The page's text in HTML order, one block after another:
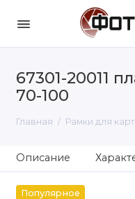
67301-20011
70-100
Главная Рамки для
Описание
Популярное